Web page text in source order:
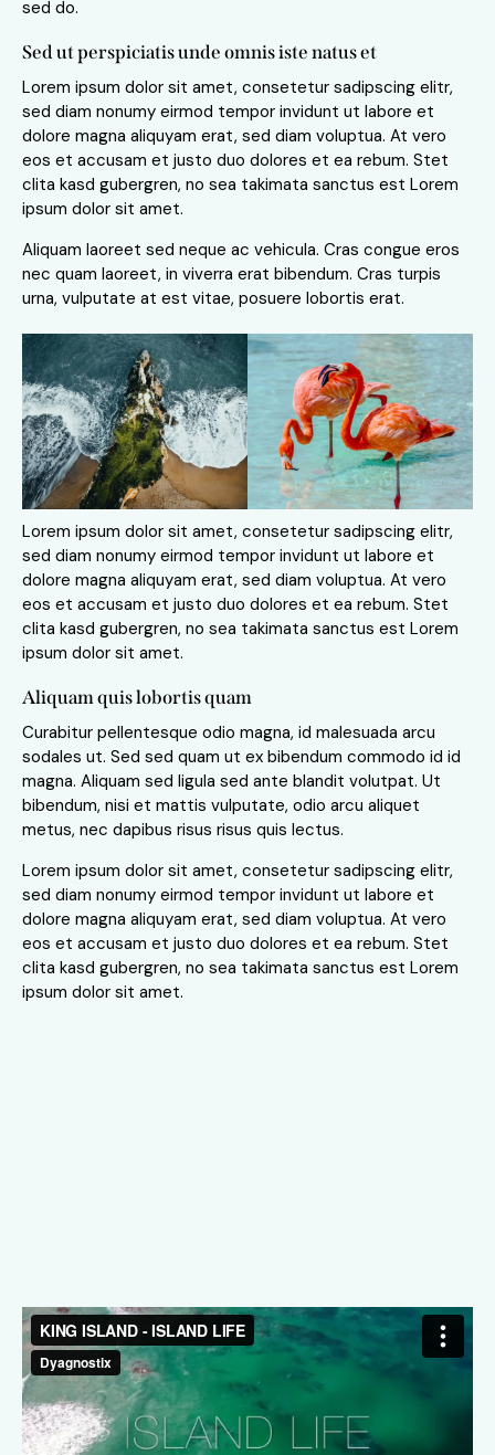
sed do.
Sed ut perspiciatis unde omnis iste natus et
Lorem ipsum dolor sit amet, consetetur sadipscing elitr,
sed diam nonumy eirmod tempor invidunt ut labore et
dolore magna aliquyam erat, sed diam voluptua. At vero
eos et accusam et justo duo dolores et ea rebum. Stet
clita kasd gubergren, no sea takimata sanctus est Lorem
ipsum dolor sit amet.
Aliquam laoreet sed neque ac vehicula. Cras congue eros
nec quam laoreet, in viverra erat bibendum. Cras turpis
urna, vulputate at est vitae, posuere lobortis erat.
Lorem ipsum dolor sit amet, consetetur sadipscing elitr,
sed diam nonumy eirmod tempor invidunt ut labore et
dolore magna aliquyam erat, sed diam voluptua. At vero
eos et accusam et justo duo dolores et ea rebum. Stet
clita kasd gubergren, no sea takimata sanctus est Lorem
ipsum dolor sit amet.
Aliquam quis lobortis quam
Curabitur pellentesque odio magna, id malesuada arcu
sodales ut. Sed sed quam ut ex bibendum commodo id id
magna. Aliquam sed ligula sed ante blandit volutpat. Ut
bibendum, nisi et mattis vulputate, odio arcu aliquet
metus, nec dapibus risus risus quis lectus.
Lorem ipsum dolor sit amet, consetetur sadipscing elitr,
sed diam nonumy eirmod tempor invidunt ut labore et
dolore magna aliquyam erat, sed diam voluptua. At vero
eos et accusam et justo duo dolores et ea rebum. Stet
clita kasd gubergren, no sea takimata sanctus est Lorem
ipsum dolor sit amet.